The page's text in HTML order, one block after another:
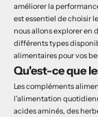
améliorer la
est essentiel de choisir
nous allons explorer en
différents types
alimentaires pour vos
Qu'est-ce que
Les compléments
l'alimentation
acides aminés, des